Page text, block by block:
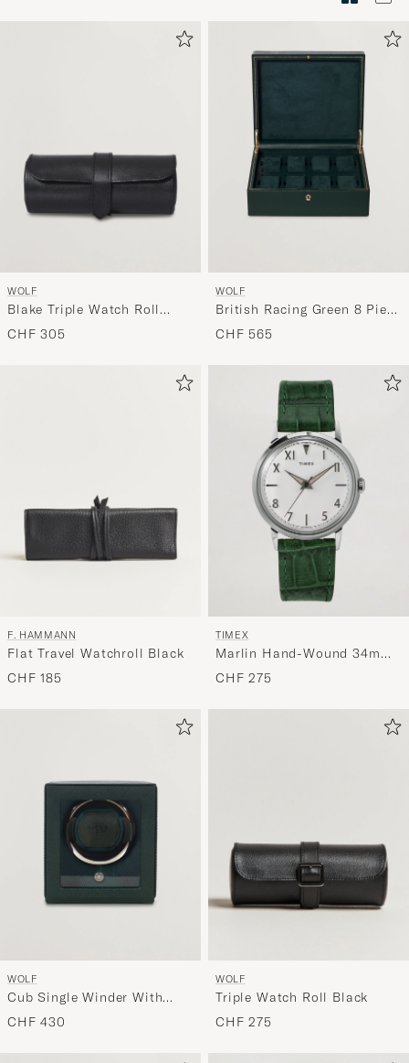
die
Funktion
"Mein
Stil"
zu
aktivieren
eine
Auswahl,
WOLF
Blake Triple Watch Roll
Black/Purple
CHF 305
WOLF
British Racing Green 8 Piece
Watch Box
CHF 565
F. HAMMANN
Flat Travel Watchroll Black
CHF 185
TIMEX
Marlin Hand-Wound 34mm
White Dial
CHF 275
WOLF
Cub Single Winder With
Cover Green
CHF 430
WOLF
Triple Watch Roll Black
CHF 275